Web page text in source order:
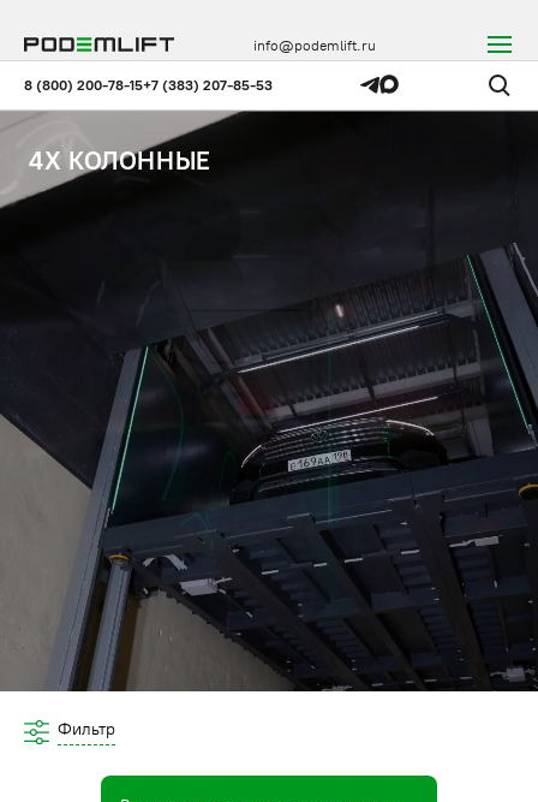
8 (800) 200-78-15+7 (383) 207-85-53
info@podemlift.ru
4Х КОЛОННЫЕ
Фильтр